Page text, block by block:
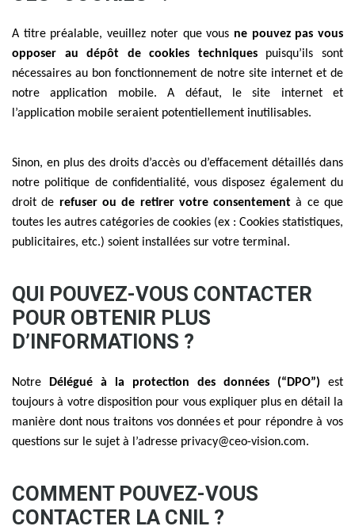
A titre préalable, veuillez noter que vous ne pouvez pas vous
opposer au dépôt de cookies techniquespuisqu’ils sont
nécessaires au bon fonctionnement de notre site internet et de
notre application mobile. A défaut, le site internet et
l’application mobile seraient potentiellement inutilisables.
Sinon, en plus des droits d’accès ou d’effacement détaillés dans
notre politique de confidentialité, vous disposez également du
droit de refuser ou de retirer votre consentement à ce que
toutes les autres catégories de cookies (ex : Cookies statistiques,
publicitaires, etc.) soient installées sur votre terminal.
QUI POUVEZ-VOUS CONTACTER
POUR OBTENIR PLUS
D’INFORMATIONS ?
Notre Délégué à la protection des données (“DPO”) est
toujours à votre disposition pour vous expliquer plus en détail la
manière dont nous traitons vos données et pour répondre à vos
questions sur le sujet à l’adresse privacy@ceo-vision.com.
COMMENT POUVEZ-VOUS
CONTACTER LA CNIL ?